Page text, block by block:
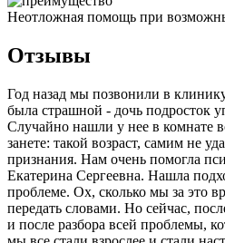
Неотложная помощь при
Отзывы
Год назад мы позвонили в
была страшной - дочь подросток
Случайно нашли у нее в комнате
занете: такой возраст, самим не
признания. Нам очень помогла
Екатерина Сергеевна. Нашла
проблеме. Ох, сколько мы за это
передать словами. Но сейчас,
и после разбора всей проблемы,